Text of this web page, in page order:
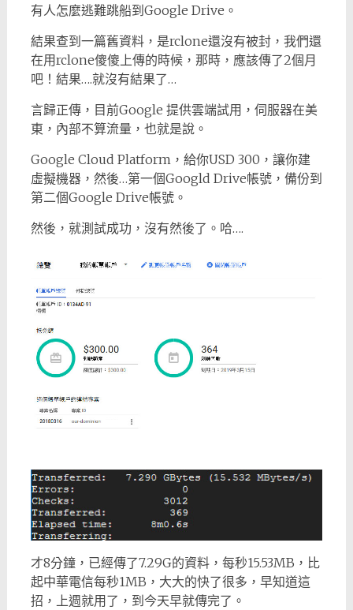
有人怎麼逃難跳船到Google Drive。
結果查到一篇舊資料，是rclone還沒有被封，我們還
在用rclone傻傻上傳的時候，那時，應該傳了2個月
吧！結果….就沒有結果了…
言歸正傳，目前Google 提供雲端試用，伺服器在美
東，內部不算流量，也就是說。
Google Cloud Platform，給你USD 300，讓你建
虛擬機器，然後…第一個Googld Drive帳號，備份到
第二個Google Drive帳號。
然後，就測試成功，沒有然後了。哈….
才8分鐘，已經傳了7.29G的資料，每秒15.53MB，比
起中華電信每秒1MB，大大的快了很多，早知道這
招，上週就用了，到今天早就傳完了。